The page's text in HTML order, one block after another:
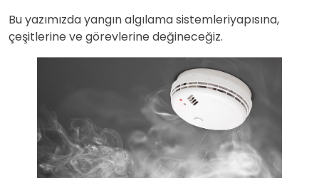
Bu yazımızda yangın algılama sistemleriyapısına,
çeşitlerine ve görevlerine değineceğiz.